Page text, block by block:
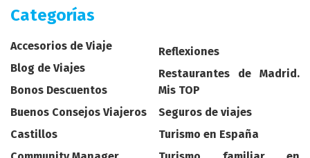
Categorías
Accesorios de Viaje
Blog de Viajes
Bonos Descuentos
Buenos Consejos Viajeros
Castillos
Reflexiones
Restaurantes de Madrid.
Mis TOP
Seguros de viajes
Turismo en España